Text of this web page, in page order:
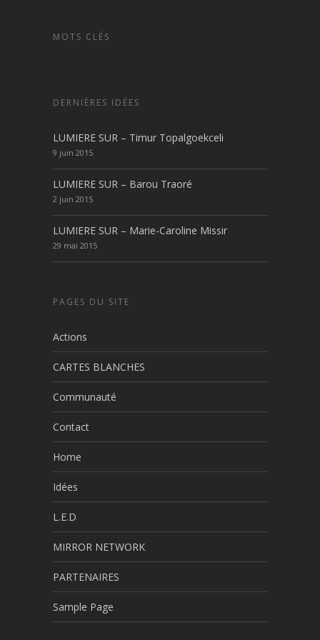
MOTS CLÉS
DERNIÈRES IDÉES
LUMIERE SUR – Timur Topalgoekceli
9 juin 2015
LUMIERE SUR – Barou Traoré
2 juin 2015
LUMIERE SUR – Marie-Caroline Missir
29 mai 2015
PAGES DU SITE
Actions
CARTES BLANCHES
Communauté
Contact
Home
Idées
L.E.D
MIRROR NETWORK
PARTENAIRES
Sample Page